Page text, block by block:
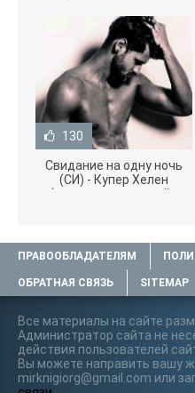
130
Свидание на одну ночь
(СИ) - Купер Хелен
(читать книги онлайн
ПРАВООБЛАДАТЕЛЯМ
ОБРАТНАЯ СВЯЗЬ SITEMAP
Все материалы на сайте
Администратор сайта не
действия пользователей
Вы можете направить вашу
mirknigiorg@gmail.com или